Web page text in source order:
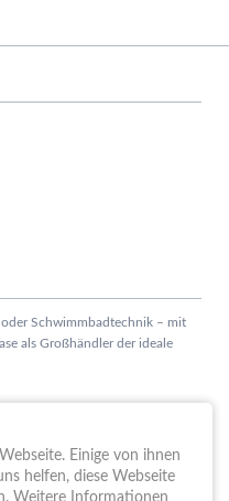
Schwimmbadtechnik – mit
als Großhändler der ideale
Einige von ihnen
helfen, diese Webseite